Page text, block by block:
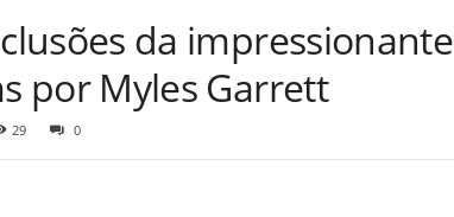
da impressionante
por Myles Garrett
29 0